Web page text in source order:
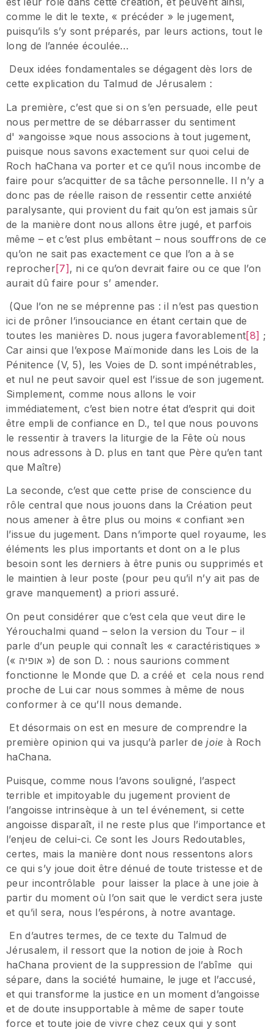
comme le dit le texte, « précéder » le jugement,
puisqu’ils s’y sont préparés, par leurs actions, tout le
long de l’année écoulée…
Deux idées fondamentales se dégagent dès lors de
cette explication du Talmud de Jérusalem :
La première, c’est que si on s’en persuade, elle peut
nous permettre de se débarrasser du sentiment
d' »angoisse »que nous associons à tout jugement,
puisque nous savons exactement sur quoi celui de
Roch haChana va porter et ce qu’il nous incombe de
faire pour s’acquitter de sa tâche personnelle. Il n’y a
donc pas de réelle raison de ressentir cette anxiété
paralysante, qui provient du fait qu’on est jamais sûr
de la manière dont nous allons être jugé, et parfois
même – et c’est plus embêtant – nous souffrons de ce
qu’on ne sait pas exactement ce que l’on a à se
reprocher[7], ni ce qu’on devrait faire ou ce que l’on
aurait dû faire pour s’ amender.
(Que l’on ne se méprenne pas : il n’est pas question
ici de prôner l’insouciance en étant certain que de
toutes les manières D. nous jugera favorablement[8] ;
Car ainsi que l’expose Maïmonide dans les Lois de la
Pénitence (V, 5), les Voies de D. sont impénétrables,
et nul ne peut savoir quel est l’issue de son jugement.
Simplement, comme nous allons le voir
immédiatement, c’est bien notre état d’esprit qui doit
être empli de confiance en D., tel que nous pouvons
le ressentir à travers la liturgie de la Fête où nous
nous adressons à D. plus en tant que Père qu’en tant
que Maître)
La seconde, c’est que cette prise de conscience du
rôle central que nous jouons dans la Création peut
nous amener à être plus ou moins « confiant »en
l’issue du jugement. Dans n’importe quel royaume, les
éléments les plus importants et dont on a le plus
besoin sont les derniers à être punis ou supprimés et
le maintien à leur poste (pour peu qu’il n’y ait pas de
grave manquement) a priori assuré.
On peut considérer que c’est cela que veut dire le
Yérouchalmi quand – selon la version du Tour – il
parle d’un peuple qui connaît les « caractéristiques »
(« אופיה ») de son D. : nous saurions comment
fonctionne le Monde que D. a créé et cela nous rend
proche de Lui car nous sommes à même de nous
conformer à ce qu’Il nous demande.
Et désormais on est en mesure de comprendre la
première opinion qui va jusqu’à parler dejoie à Roch
haChana.
Puisque, comme nous l’avons souligné, l’aspect
terrible et impitoyable du jugement provient de
l’angoisse intrinsèque à un tel événement, si cette
angoisse disparaît, il ne reste plus que l’importance et
l’enjeu de celui-ci. Ce sont les Jours Redoutables,
certes, mais la manière dont nous ressentons alors
ce qui s’y joue doit être dénué de toute tristesse et de
peur incontrôlable pour laisser la place à une joie à
partir du moment où l’on sait que le verdict sera juste
et qu’il sera, nous l’espérons, à notre avantage.
En d’autres termes, de ce texte du Talmud de
Jérusalem, il ressort que la notion de joie à Roch
haChana provient de la suppression de l’abîme qui
sépare, dans la société humaine, le juge et l’accusé,
et qui transforme la justice en un moment d’angoisse
et de doute insupportable à même de saper toute
force et toute joie de vivre chez ceux qui y sont